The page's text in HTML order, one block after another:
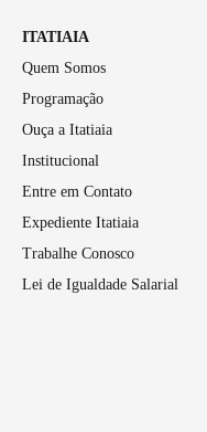
ITATIAIA
Quem Somos
Programação
Ouça a Itatiaia
Institucional
Entre em Contato
Expediente Itatiaia
Trabalhe Conosco
Lei de Igualdade Salarial